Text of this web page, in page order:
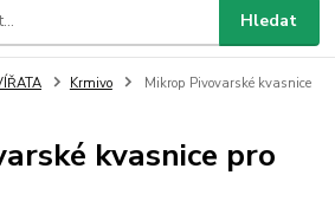
Hledat
Krmivo
Mikrop Pivovarské kvasnice
kvasnice pro